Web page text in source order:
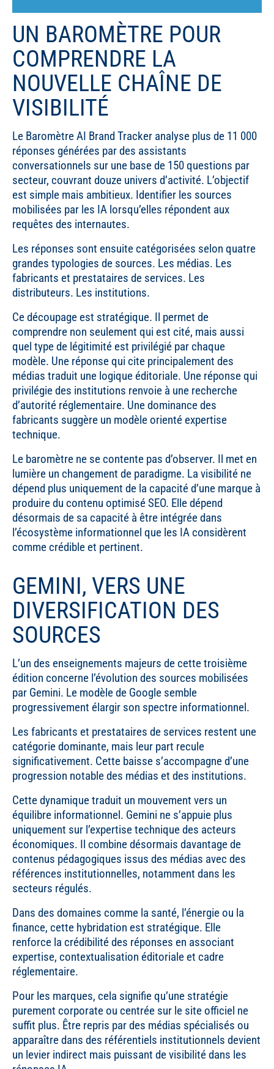
UN BAROMÈTRE POUR
COMPRENDRE LA
NOUVELLE CHAÎNE DE
VISIBILITÉ
Le Baromètre AI Brand Tracker analyse plus de 11 000
réponses générées par des assistants
conversationnels sur une base de 150 questions par
secteur, couvrant douze univers d’activité. L’objectif
est simple mais ambitieux. Identifier les sources
mobilisées par les IA lorsqu’elles répondent aux
requêtes des internautes.
Les réponses sont ensuite catégorisées selon quatre
grandes typologies de sources. Les médias. Les
fabricants et prestataires de services. Les
distributeurs. Les institutions.
Ce découpage est stratégique. Il permet de
comprendre non seulement qui est cité, mais aussi
quel type de légitimité est privilégié par chaque
modèle. Une réponse qui cite principalement des
médias traduit une logique éditoriale. Une réponse qui
privilégie des institutions renvoie à une recherche
d’autorité réglementaire. Une dominance des
fabricants suggère un modèle orienté expertise
technique.
Le baromètre ne se contente pas d’observer. Il met en
lumière un changement de paradigme. La visibilité ne
dépend plus uniquement de la capacité d’une marque à
produire du contenu optimisé SEO. Elle dépend
désormais de sa capacité à être intégrée dans
l’écosystème informationnel que les IA considèrent
comme crédible et pertinent.
GEMINI, VERS UNE
DIVERSIFICATION DES
SOURCES
L’un des enseignements majeurs de cette troisième
édition concerne l’évolution des sources mobilisées
par Gemini. Le modèle de Google semble
progressivement élargir son spectre informationnel.
Les fabricants et prestataires de services restent une
catégorie dominante, mais leur part recule
significativement. Cette baisse s’accompagne d’une
progression notable des médias et des institutions.
Cette dynamique traduit un mouvement vers un
équilibre informationnel. Gemini ne s’appuie plus
uniquement sur l’expertise technique des acteurs
économiques. Il combine désormais davantage de
contenus pédagogiques issus des médias avec des
références institutionnelles, notamment dans les
secteurs régulés.
Dans des domaines comme la santé, l’énergie ou la
finance, cette hybridation est stratégique. Elle
renforce la crédibilité des réponses en associant
expertise, contextualisation éditoriale et cadre
réglementaire.
Pour les marques, cela signifie qu’une stratégie
purement corporate ou centrée sur le site officiel ne
suffit plus. Être repris par des médias spécialisés ou
apparaître dans des référentiels institutionnels devient
un levier indirect mais puissant de visibilité dans les